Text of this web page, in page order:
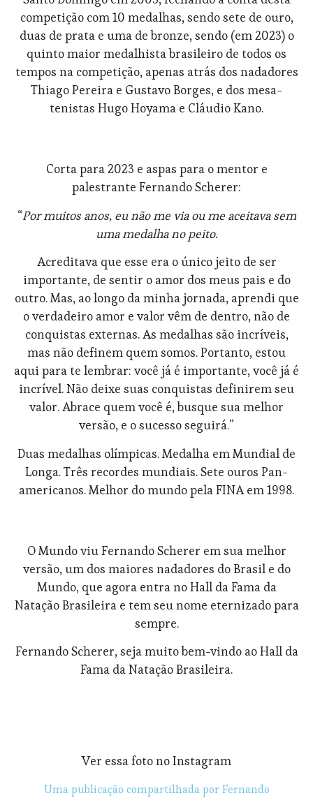
competição com 10 medalhas, sendo sete de ouro,
duas de prata e uma de bronze, sendo (em 2023) o
quinto maior medalhista brasileiro de todos os
tempos na competição, apenas atrás dos nadadores
Thiago Pereira e Gustavo Borges, e dos mesa-
tenistas Hugo Hoyama e Cláudio Kano.
Corta para 2023 e aspas para o mentor e
palestrante Fernando Scherer:
“Por muitos anos, eu não me via ou me aceitava sem
uma medalha no peito.
Acreditava que esse era o único jeito de ser
importante, de sentir o amor dos meus pais e do
outro. Mas, ao longo da minha jornada, aprendi que
o verdadeiro amor e valor vêm de dentro, não de
conquistas externas. As medalhas são incríveis,
mas não definem quem somos. Portanto, estou
aqui para te lembrar: você já é importante, você já é
incrível. Não deixe suas conquistas definirem seu
valor. Abrace quem você é, busque sua melhor
versão, e o sucesso seguirá.”
Duas medalhas olímpicas. Medalha em Mundial de
Longa. Três recordes mundiais. Sete ouros Pan-
americanos. Melhor do mundo pela FINA em 1998.
O Mundo viu Fernando Scherer em sua melhor
versão, um dos maiores nadadores do Brasil e do
Mundo, que agora entra no Hall da Fama da
Natação Brasileira e tem seu nome eternizado para
sempre.
Fernando Scherer, seja muito bem-vindo ao Hall da
Fama da Natação Brasileira.
Ver essa foto no Instagram
Uma publicação compartilhada por Fernando